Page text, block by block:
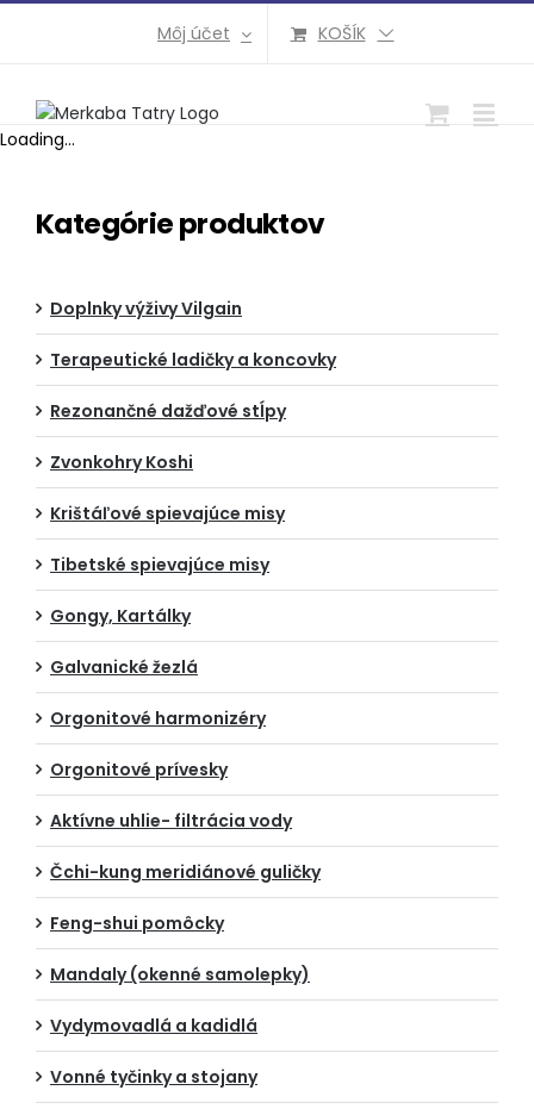
Môj účet KOŠÍK
Loading...
Kategórie produktov
Doplnky výživy Vilgain
Terapeutické ladičky a koncovky
Rezonančné dažďové stĺpy
Zvonkohry Koshi
Krištáľové spievajúce misy
Tibetské spievajúce misy
Gongy, Kartálky
Galvanické žezlá
Orgonitové harmonizéry
Orgonitové prívesky
Aktívne uhlie- filtrácia vody
Čchi-kung meridiánové guličky
Feng-shui pomôcky
Mandaly (okenné samolepky)
Vydymovadlá a kadidlá
Vonné tyčinky a stojany